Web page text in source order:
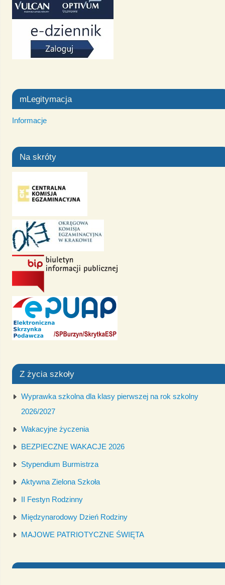
mLegitymacja
Informacje
Na skróty
Z życia szkoły
Wyprawka szkolna dla klasy pierwszej na rok szkolny
2026/2027
Wakacyjne życzenia
BEZPIECZNE WAKACJE 2026
Stypendium Burmistrza
Aktywna Zielona Szkoła
II Festyn Rodzinny
Międzynarodowy Dzień Rodziny
MAJOWE PATRIOTYCZNE ŚWIĘTA